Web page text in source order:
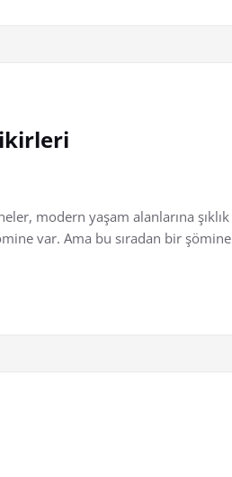
modern yaşam alanlarına şıklık
var. Ama bu sıradan bir şömine